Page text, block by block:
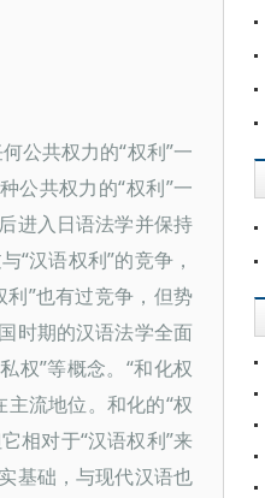
公共权力的“权利”一
公共权力的“权利”一
进入日语法学并保持
“汉语权利”的竞争，
”也有过竞争，但势
时期的汉语法学全面
权”等概念。“和化权
流地位。和化的“权
相对于“汉语权利”来
基础，与现代汉语也